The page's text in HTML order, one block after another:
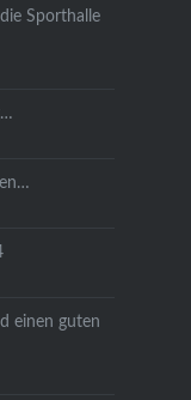
Sporthalle
einen guten